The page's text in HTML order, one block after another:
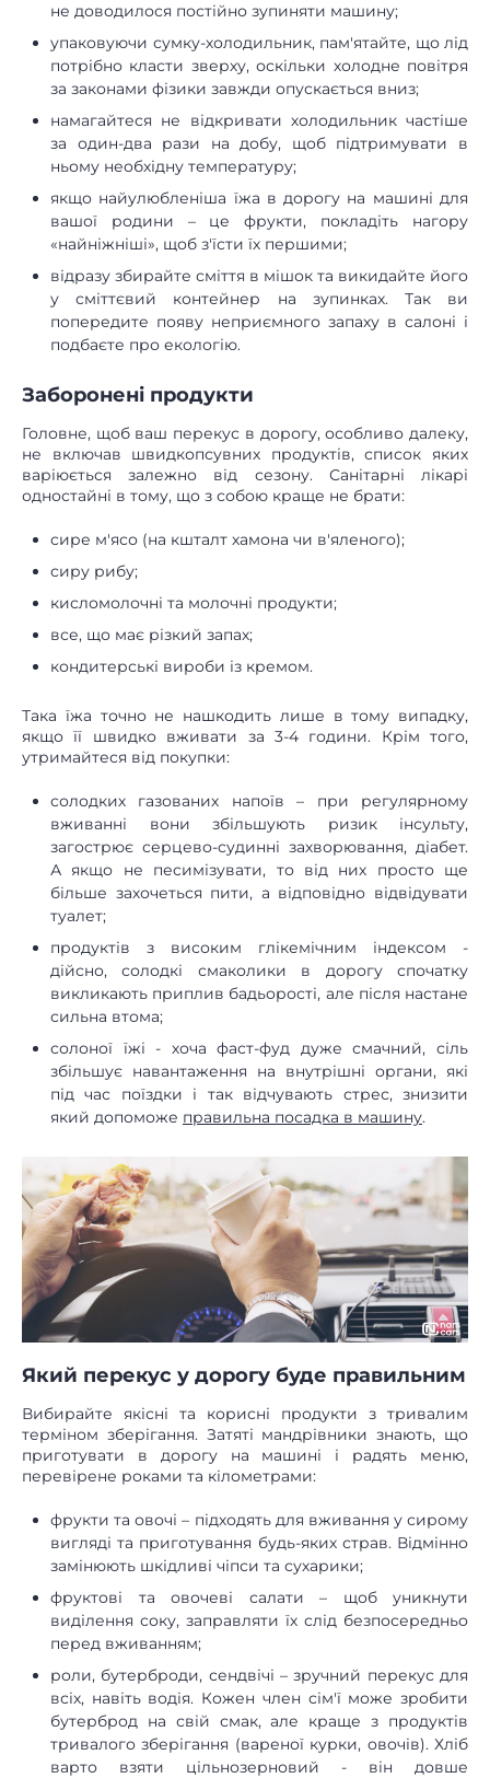
не доводилося постійно зупиняти машину;
упаковуючи сумку-холодильник, пам'ятайте, що лід
потрібно класти зверху, оскільки холодне повітря
за законами фізики завжди опускається вниз;
намагайтеся не відкривати холодильник частіше
за один-два рази на добу, щоб підтримувати в
ньому необхідну температуру;
якщо найулюбленіша їжа в дорогу на машині для
вашої родини – це фрукти, покладіть нагору
«найніжніші», щоб з'їсти їх першими;
відразу збирайте сміття в мішок та викидайте його
у сміттєвий контейнер на зупинках. Так ви
попередите появу неприємного запаху в салоні і
подбаєте про екологію.
Заборонені продукти
Головне, щоб ваш перекус в дорогу, особливо далеку,
не включав швидкопсувних продуктів, список яких
варіюється залежно від сезону. Санітарні лікарі
одностайні в тому, що з собою краще не брати:
сире м'ясо (на кшталт хамона чи в'яленого);
сиру рибу;
кисломолочні та молочні продукти;
все, що має різкий запах;
кондитерські вироби із кремом.
Така їжа точно не нашкодить лише в тому випадку,
якщо її швидко вживати за 3-4 години. Крім того,
утримайтеся від покупки:
солодких газованих напоїв – при регулярному
вживанні вони збільшують ризик інсульту,
загострює серцево-судинні захворювання, діабет.
А якщо не песимізувати, то від них просто ще
більше захочеться пити, а відповідно відвідувати
туалет;
продуктів з високим глікемічним індексом -
дійсно, солодкі смаколики в дорогу спочатку
викликають приплив бадьорості, але після настане
сильна втома;
солоної їжі - хоча фаст-фуд дуже смачний, сіль
збільшує навантаження на внутрішні органи, які
під час поїздки і так відчувають стрес, знизити
який допоможе правильна посадка в машину.
Який перекус у дорогу буде правильним
Вибирайте якісні та корисні продукти з тривалим
терміном зберігання. Затяті мандрівники знають, що
приготувати в дорогу на машині і радять меню,
перевірене роками та кілометрами:
фрукти та овочі – підходять для вживання у сирому
вигляді та приготування будь-яких страв. Відмінно
замінюють шкідливі чіпси та сухарики;
фруктові та овочеві салати – щоб уникнути
виділення соку, заправляти їх слід безпосередньо
перед вживанням;
роли, бутерброди, сендвічі – зручний перекус для
всіх, навіть водія. Кожен член сім'ї може зробити
бутерброд на свій смак, але краще з продуктів
тривалого зберігання (вареної курки, овочів). Хліб
варто взяти цільнозерновий - він довше